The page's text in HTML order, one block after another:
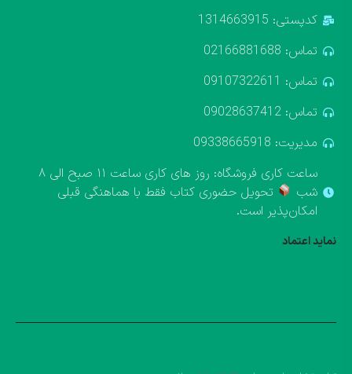
کدپستی: 1314663915
تماس: 02166881688
تماس: 09107322611
تماس: 09028637412
مدیریت: 09338665918
ساعت کاری فروشگاه: روز های کاری ساعت ۱۱ صبح الی ۸
شب
تحویل حضوری کتاب فقط با هماهنگی قبلی
امکان‌پذیر است.
نماید اعتماد